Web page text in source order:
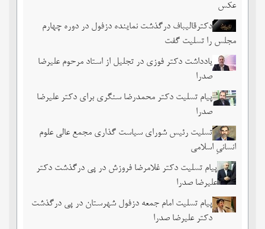
عکس
دکترقالیباف درگذشت نماینده دزفول در دوره چهارم
مجلس را تسلیت گفت
یادداشت دکتر فوزی در تجلیل از استاد مرحوم علیرضا
صدرا
پیام تسلیت دکتر محمدرضا سنگری برای دکتر علیرضا
صدرا
تسلیت رئیس شورای سیاست گذاری مجمع عالی علوم
انسانیِ اسلامی
پیام تسلیت دکتر غلامرضا فروزش در پی درگذشت دکتر
علیرضا صدرا
پیام تسلیت امام جمعه دزفول شهرستان در پی درگذشت
دکتر علیرضا صدرا